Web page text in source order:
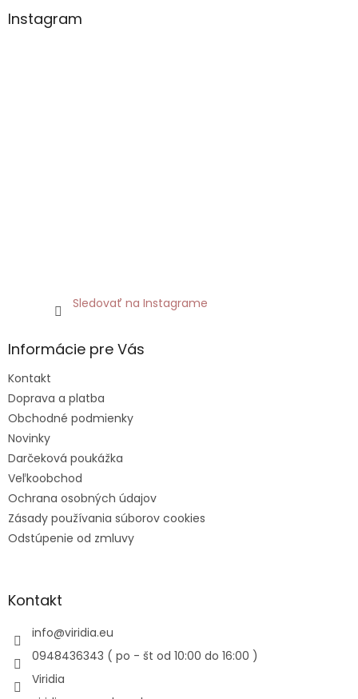
Instagram
Sledovať na Instagrame
Informácie pre Vás
Kontakt
Doprava a platba
Obchodné podmienky
Novinky
Darčeková poukážka
Veľkoobchod
Ochrana osobných údajov
Zásady používania súborov cookies
Odstúpenie od zmluvy
Kontakt
info@viridia.eu
0948436343 ( po - št od 10:00 do 16:00 )
Viridia